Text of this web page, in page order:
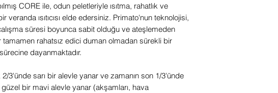
CORE ile, odun peletleriyle ısıtma, rahatlık ve
veranda ısıtıcısı elde edersiniz. Primato'nun teknolojisi,
süresi boyunca sabit olduğu ve ateşlemeden
rahatsız edici duman olmadan sürekli bir
dayanmaktadır.
2/3'ünde sarı bir alevle yanar ve zamanın son 1/3'ünde
bir mavi alevle yanar (akşamları, hava